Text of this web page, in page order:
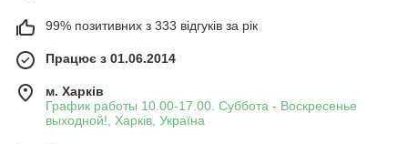
99% позитивних з 333 відгуків за рік
Працює з 01.06.2014
м. Харків
График работы 10.00-17.00. Суббота - Воскресенье
выходной!, Харків, Україна